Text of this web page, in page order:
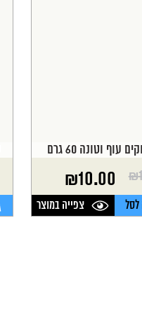
עוף וטונה 60 גרם
₪
₪10.00
צפייה במוצר